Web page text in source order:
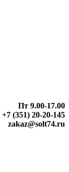
Пт 9.00-17.00
+7 (351) 20-20-145
zakaz@solt74.ru